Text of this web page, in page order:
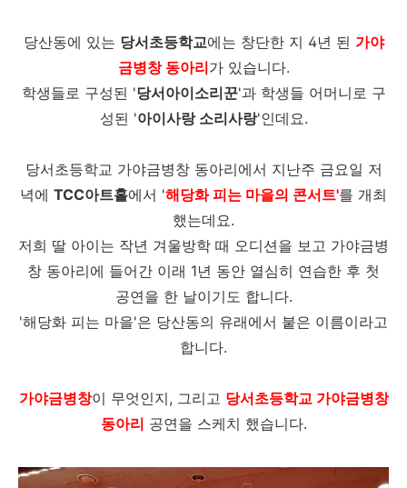
당산동에 있는 당서초등학교에는 창단한 지 4년 된 가야
금병창 동아리가 있습니다.
학생들로 구성된 '당서아이소리꾼'과 학생들 어머니로 구
성된 '아이사랑 소리사랑'인데요.
당서초등학교 가야금병창 동아리에서 지난주 금요일 저
녁에 TCC아트홀에서 '해당화 피는 마을의 콘서트'를 개최
했는데요.
저희 딸 아이는 작년 겨울방학 때 오디션을 보고 가야금병
창 동아리에 들어간 이래 1년 동안 열심히 연습한 후 첫
공연을 한 날이기도 합니다.
'해당화 피는 마을'은 당산동의 유래에서 붙은 이름이라고
합니다.
가야금병창이 무엇인지, 그리고 당서초등학교 가야금병창
동아리 공연을 스케치 했습니다.